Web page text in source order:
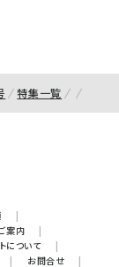
特集一覧
|
案内
|
について
|
| お問合せ |